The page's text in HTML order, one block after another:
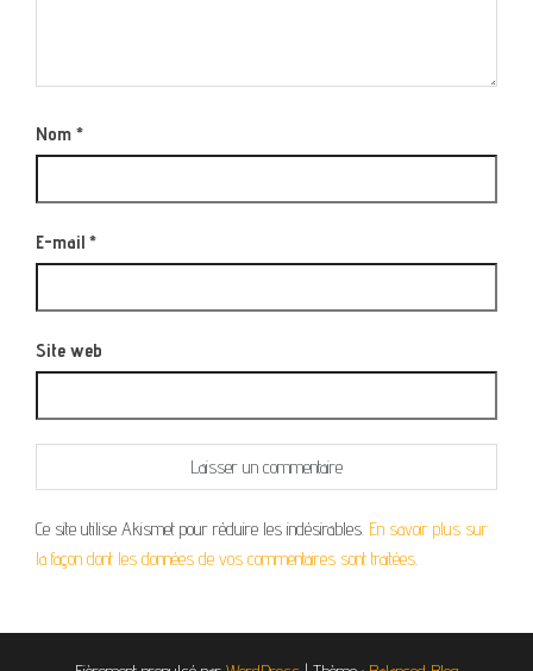
Nom *
E-mail *
Site web
Ce site utilise Akismet pour réduire les indésirables. En savoir plus sur
la façon dont les données de vos commentaires sont traitées